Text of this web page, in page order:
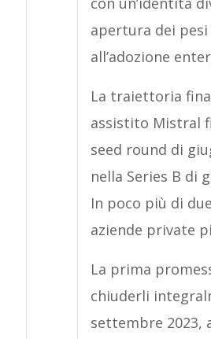
apertura dei
all’adozione
La traiettoria
assistito Mistral
seed round di
nella Series B di
In poco più di
aziende private
La prima
chiuderli
settembre 2023,